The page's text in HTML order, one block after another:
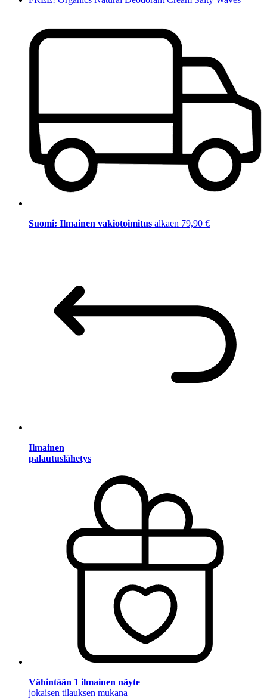
Suomi: Ilmainen vakiotoimitus alkaen 79,90 €
Ilmainen
palautuslähetys
Vähintään 1 ilmainen näyte
jokaisen tilauksen mukana